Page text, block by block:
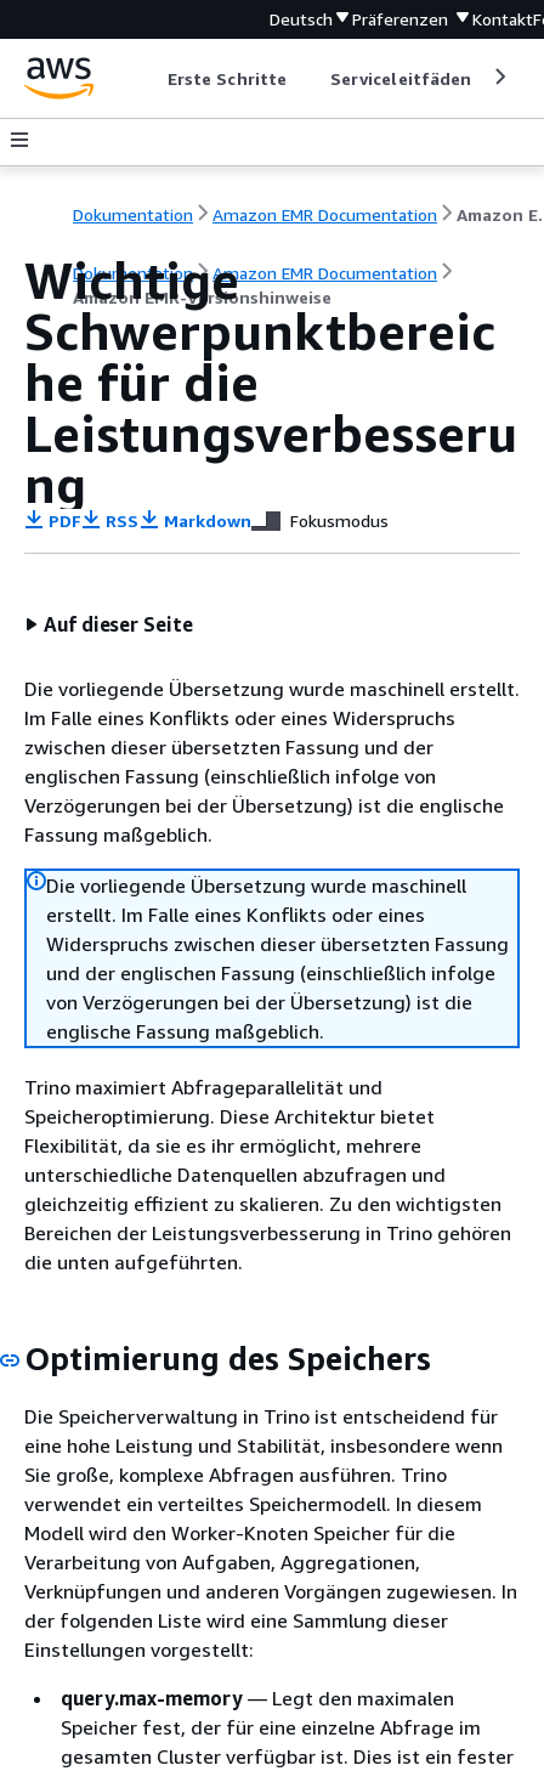
Deutsch Präferenzen Kontakt
Erste Schritte Serviceleitfäden
Dokumentation Amazon EMR Documentation
Dokumentation
Amazon EMR Documentation
Amazon EMR-Versionshinweise
Wichtige
Schwerpunktbereic
he für die
Leistungsverbesseru
ng
PDF RSS Markdown Fokusmodus
Auf dieser Seite
Die vorliegende Übersetzung wurde maschinell erstellt.
Im Falle eines Konflikts oder eines Widerspruchs
zwischen dieser übersetzten Fassung und der
englischen Fassung (einschließlich infolge von
Verzögerungen bei der Übersetzung) ist die englische
Fassung maßgeblich.
Die vorliegende Übersetzung wurde maschinell
erstellt. Im Falle eines Konflikts oder eines
Widerspruchs zwischen dieser übersetzten Fassung
und der englischen Fassung (einschließlich infolge
von Verzögerungen bei der Übersetzung) ist die
englische Fassung maßgeblich.
Trino maximiert Abfrageparallelität und
Speicheroptimierung. Diese Architektur bietet
Flexibilität, da sie es ihr ermöglicht, mehrere
unterschiedliche Datenquellen abzufragen und
gleichzeitig effizient zu skalieren. Zu den wichtigsten
Bereichen der Leistungsverbesserung in Trino gehören
die unten aufgeführten.
Optimierung des Speichers
Die Speicherverwaltung in Trino ist entscheidend für
eine hohe Leistung und Stabilität, insbesondere wenn
Sie große, komplexe Abfragen ausführen. Trino
verwendet ein verteiltes Speichermodell. In diesem
Modell wird den Worker-Knoten Speicher für die
Verarbeitung von Aufgaben, Aggregationen,
Verknüpfungen und anderen Vorgängen zugewiesen. In
der folgenden Liste wird eine Sammlung dieser
Einstellungen vorgestellt:
query.max-memory — Legt den maximalen
Speicher fest, der für eine einzelne Abfrage im
gesamten Cluster verfügbar ist. Dies ist ein fester